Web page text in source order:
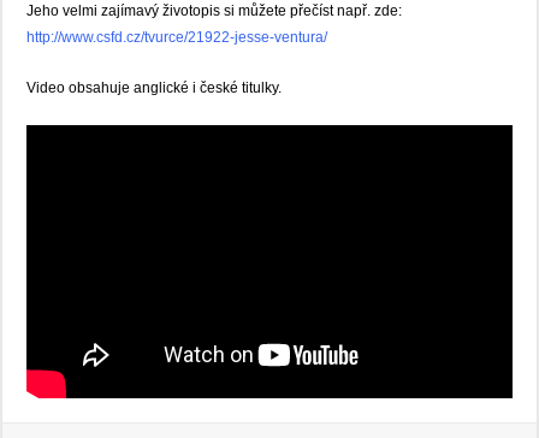
Jeho velmi zajímavý životopis si můžete přečíst např. zde:
http://www.csfd.cz/tvurce/21922-jesse-ventura/
Video obsahuje anglické i české titulky.